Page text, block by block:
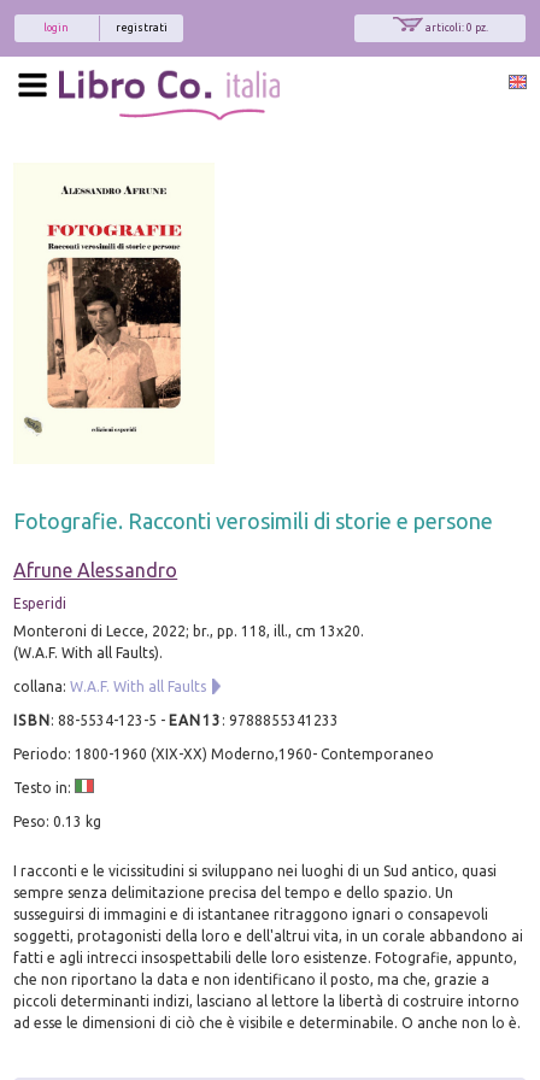
articoli: 0 pz.
registrati
login
Fotografie. Racconti verosimili di storie e persone
Afrune Alessandro
Esperidi
Monteroni di Lecce, 2022; br., pp. 118, ill., cm 13x20.
(W.A.F. With all Faults).
collana:W.A.F. With all Faults
ISBN:88-5534-123-5 - EAN13 :9788855341233
Periodo: 1800-1960 (XIX-XX) Moderno,1960- Contemporaneo
Testo in:
Peso: 0.13 kg
I racconti e le vicissitudini si sviluppano nei luoghi di un Sud antico, quasi
sempre senza delimitazione precisa del tempo e dello spazio. Un
susseguirsi di immagini e di istantanee ritraggono ignari o consapevoli
soggetti, protagonisti della loro e dell'altrui vita, in un corale abbandono ai
fatti e agli intrecci insospettabili delle loro esistenze. Fotografie, appunto,
che non riportano la data e non identificano il posto, ma che, grazie a
piccoli determinanti indizi, lasciano al lettore la libertà di costruire intorno
ad esse le dimensioni di ciò che è visibile e determinabile. O anche non lo è.